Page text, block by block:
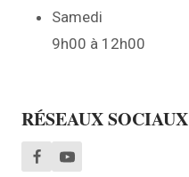
Samedi
9h00 à 12h00
RÉSEAUX SOCIAUX